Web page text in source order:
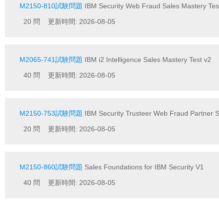
M2150-810試験問題 IBM Security Web Fraud Sales Mastery
20 問 更新時間: 2026-08-05
M2065-741試験問題 IBM i2 Intelligence Sales Mastery Test v2
40 問 更新時間: 2026-08-05
M2150-753試験問題 IBM Security Trusteer Web Fraud Partner
20 問 更新時間: 2026-08-05
M2150-860試験問題 Sales Foundations for IBM Security V1
40 問 更新時間: 2026-08-05